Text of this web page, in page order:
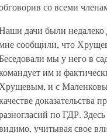
со всеми
дачи были недалеко
сообщили, что Хрущев
мы у него в
им и
Хрущевым, и с
доказательства
по ГДР.
учитывая свое